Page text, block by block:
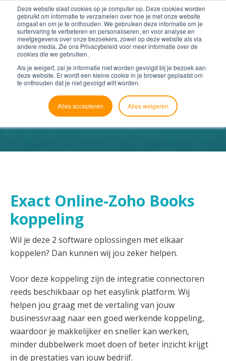
Deze website slaat cookies op je computer op. Deze cookies worden
gebruikt om informatie te verzamelen over hoe je met onze website
omgaat en om je te onthouden. We gebruiken deze informatie om je
surfervaring te verbeteren en personaliseren, en voor analyse en
meetgegevens over onze bezoekers, zowel op deze website als via
andere media. Zie ons Privacybeleid voor meer informatie over de
cookies die we gebruiken.
Als je weigert, zal je informatie niet worden gevolgd bij je bezoek aan
deze website. Er wordt een kleine cookie in je browser geplaatst om
te onthouden dat je niet gevolgd wilt worden.
Alles accepteren Alles weigeren
Exact Online-Zoho Books
koppeling
Wil je deze 2 software oplossingen met elkaar
koppelen? Dan kunnen wij jou zeker helpen.
Voor deze koppeling zijn de integratie connectoren
reeds beschikbaar op het easylink platform. Wij
helpen jou graag met de vertaling van jouw
businessvraag naar een goed werkende koppeling,
waardoor je makkelijker en sneller kan werken,
minder dubbelwerk moet doen of beter inzicht krijgt
in de prestaties van jouw bedrijf.